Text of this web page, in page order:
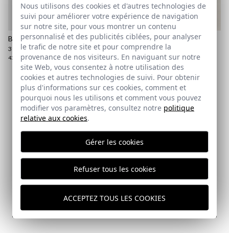
BOTTINE MOGUER
39,95 € / 69,95 €
43 44
PULL-OVER COL V | MARINO
24,95 € / 27,95 €
2XL
Abonnez-vous à notre Newsletter
Email
J'ai lu et j'accepte votrepolitique de protection des
données
ENVOYER
Nous utilisons des cookies et d'autres technologies de
suivi pour améliorer votre expérience de navigation
sur notre site, pour vous montrer un contenu
personnalisé et des publicités ciblées, pour analyser
le trafic de notre site et pour comprendre la
provenance de nos visiteurs. En naviguant sur notre
site Web, vous consentez à notre utilisation des
cookies et autres technologies de suivi. Pour obtenir
plus d'informations sur ces cookies, comment et
pourquoi nous les utilisons et comment vous pouvez
modifier vos paramètres, consultez notre politique
relative aux cookies.
Gérer les cookies
Refuser tous les cookies
ACCEPTEZ TOUS LES COOKIES